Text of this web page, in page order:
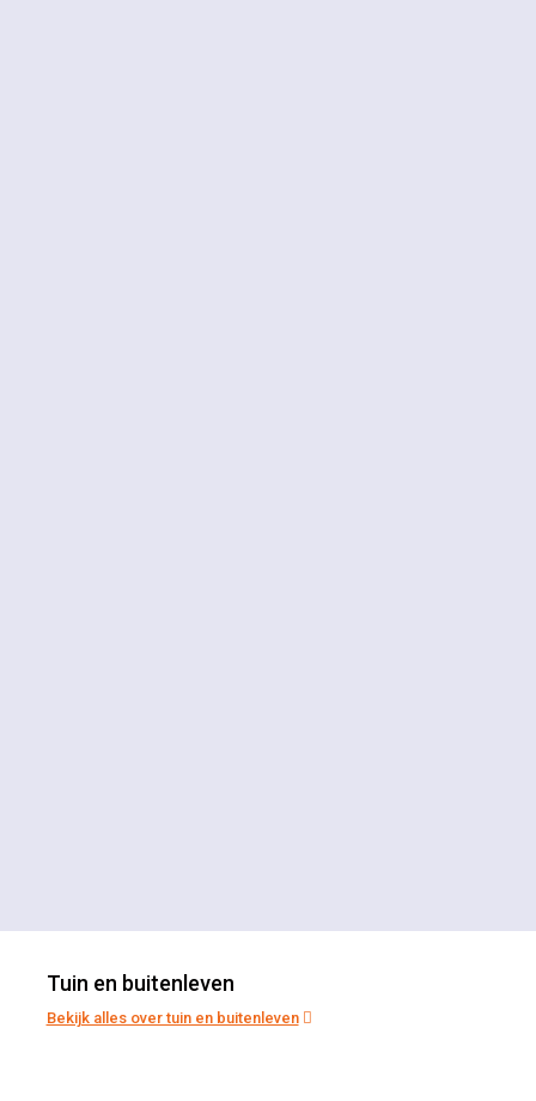
Tuin en buitenleven
Bekijk alles over tuin en buitenleven